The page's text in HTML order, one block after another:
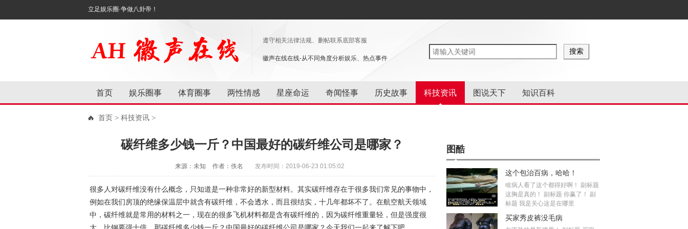
立足娱乐圈·争做八卦帝！
遵守相关法律法规、删帖联系底部客服
徽声在线在线-从不同角度分析娱乐、热点事件
首页 娱乐圈事 体育圈事 两性情感 星座命运 奇闻怪事 历史故事 科技资讯 图说天下 知识百科
首页 > 科技资讯 >
碳纤维多少钱一斤？中国最好的碳纤维公司是哪家？
来源：未知 作者：佚名 发布时间：2019-06-23 01:05:02
很多人对碳纤维没有什么概念，只知道是一种非常好的新型材料。其实碳纤维存在于很多我们常见的事物中，
例如在我们房顶的绝缘保温层中就含有碳纤维，不会透水，而且很结实，十几年都坏不了。在航空航天领域
中，碳纤维就是常用的材料之一，现在的很多飞机材料都是含有碳纤维的，因为碳纤维重量轻，但是强度很
图酷
这个包治百病，哈哈！
啥病人看了这个都得好啊！ 副标题
这胸是真的！ 副标题 你赢了！ 副
标题 我是关心这是在哪里
买家秀皮裤没毛病